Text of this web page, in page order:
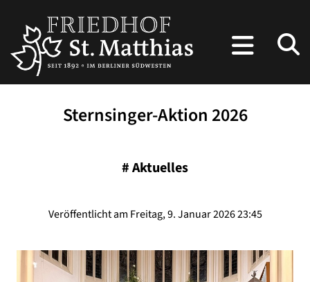
Sternsinger-Aktion 2026
#Aktuelles
Veröffentlicht am Freitag, 9. Januar 2026 23:45